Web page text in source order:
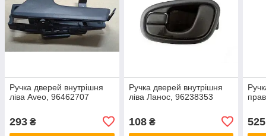
Ручка дверей внутрішня
ліва Aveo, 96462707
293 ₴
Ручка дверей внутрішня
ліва Ланос, 96238353
108₴ 525